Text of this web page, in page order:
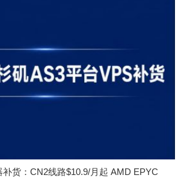
货：CN2线路$10.9/月起 AMD EPYC